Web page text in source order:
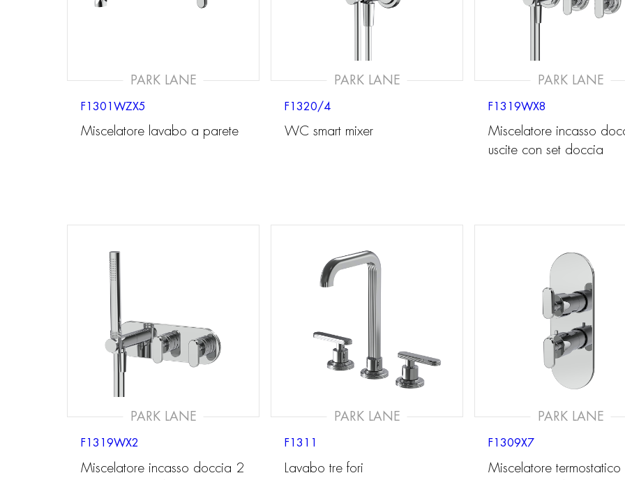
PARK LANE
F1301WZX5
Miscelatore lavabo a parete
PARK LANE
F1320/4
WC smart mixer
PARK LANE
F1319WX8
Miscelatore incasso
uscite con set doccia
PARK LANE
F1319WX2
Miscelatore incasso doccia 2
PARK LANE
F1311
Lavabo tre fori
PARK LANE
F1309X7
Miscelatore termostatico